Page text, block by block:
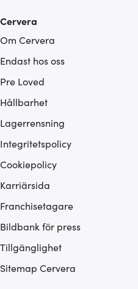
Cervera
Om Cervera
Endast hos oss
Pre Loved
Hållbarhet
Lagerrensning
Integritetspolicy
Cookiepolicy
Karriärsida
Franchisetagare
Bildbank för press
Tillgänglighet
Sitemap Cervera